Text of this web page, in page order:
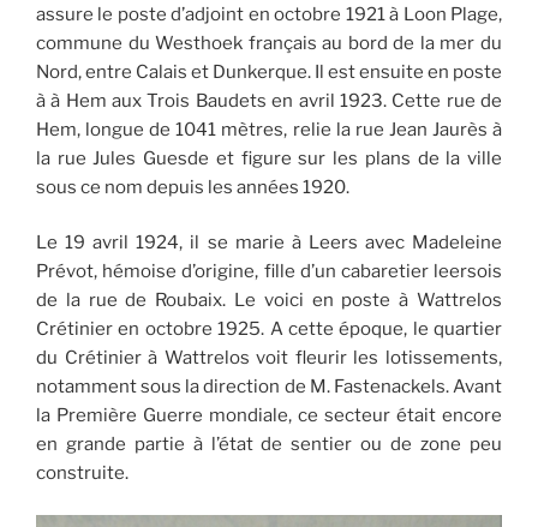
assure le poste d’adjoint en octobre 1921 à Loon Plage,
commune du Westhoek français au bord de la mer du
Nord, entre Calais et Dunkerque. Il est ensuite en poste
à à Hem aux Trois Baudets en avril 1923. Cette rue de
Hem, longue de 1041 mètres, relie la rue Jean Jaurès à
la rue Jules Guesde et figure sur les plans de la ville
sous ce nom depuis les années 1920.
Le 19 avril 1924, il se marie à Leers avec Madeleine
Prévot, hémoise d’origine, fille d’un cabaretier leersois
de la rue de Roubaix. Le voici en poste à Wattrelos
Crétinier en octobre 1925. A cette époque, le quartier
du Crétinier à Wattrelos voit fleurir les lotissements,
notamment sous la direction de M. Fastenackels. Avant
la Première Guerre mondiale, ce secteur était encore
en grande partie à l’état de sentier ou de zone peu
construite.